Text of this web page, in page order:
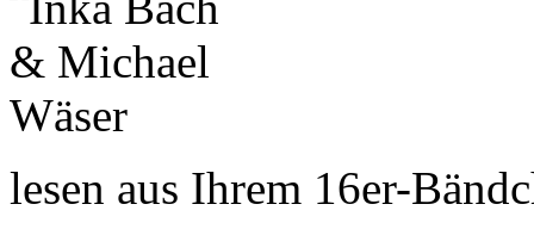
lesen aus Ihrem 16er-